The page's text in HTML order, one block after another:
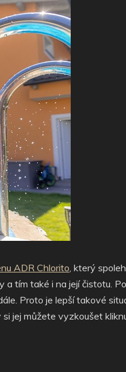
ADR Chlorito, který
tím také i na její čistotu.
Proto je lepší takové
jej můžete vyzkoušet